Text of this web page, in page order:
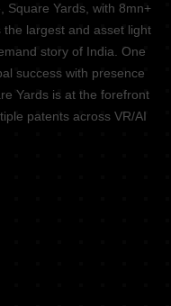
Square Yards, with 8mn+
the largest and asset light
story of India. One
success with presence
Yards is at the forefront
patents across VR/AI